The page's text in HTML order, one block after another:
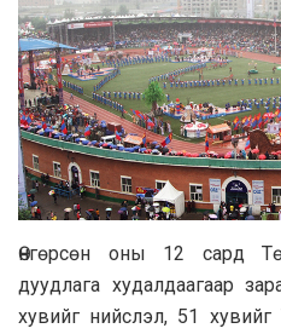
Өнгөрсөн оны 12 сард
дуудлага худалдаагаар
хувийг нийслэл, 51